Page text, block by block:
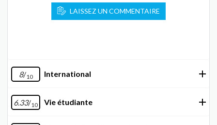
LAISSEZ UN COMMENTAIRE
8/10 International
6.33/10 Vie étudiante